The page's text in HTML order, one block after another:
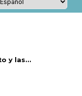
y las...